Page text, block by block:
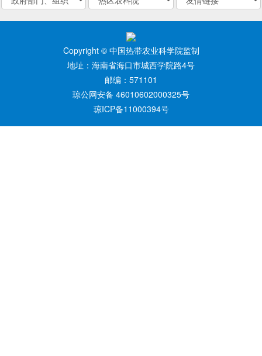
Copyright © 中国热带农业科学院监制
地址：海南省海口市城西学院路4号
邮编：571101
琼公网安备 46010602000325号
琼ICP备11000394号